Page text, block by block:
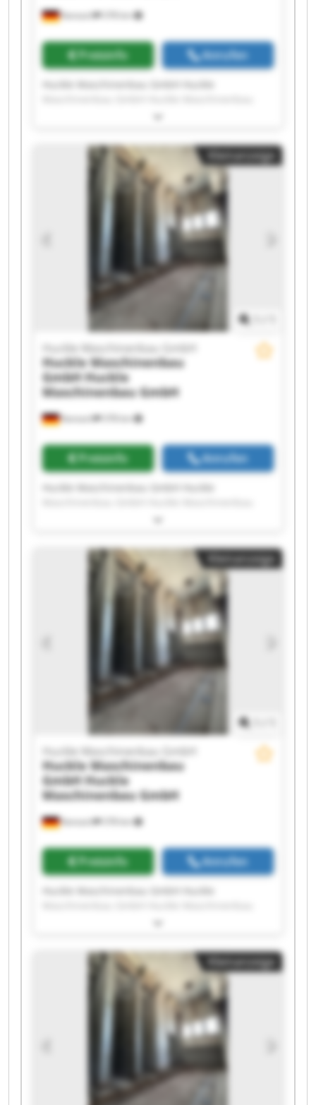
Kanzach 378 km
Preisinfo Anrufen
GmbH Huckle Maschinenbau GmbH Huckle
GmbH Huckle Maschinenbau GmbH Huckle
Maschinenbau GmbH Huckle Maschinenbau
GmbH Huckle Maschinenbau GmbH Huckle
Maschinenbau GmbH Huckle Maschinenbau
GmbH Huckle Maschinenbau GmbH Huckle
Maschinenbau GmbH Huckle Maschinenbau
GmbH Huckle Maschinenbau GmbH Huckle
Maschinenbau GmbH Huckle Maschinenbau
GmbH Huckle Maschinenbau GmbH Huckle
Maschinenbau GmbH
Kleinanzeige
Kanzach 378 km
Huckle Maschinenbau GmbH
Huckle Maschinenbau
GmbHHuckle
Maschinenbau GmbH
Preisinfo Anrufen
GmbH Huckle Maschinenbau GmbH Huckle
GmbH Huckle Maschinenbau GmbH Huckle
Maschinenbau GmbH Huckle Maschinenbau
GmbH Huckle Maschinenbau GmbH Huckle
Maschinenbau GmbH Huckle Maschinenbau
GmbH Huckle Maschinenbau GmbH Huckle
Maschinenbau GmbH Huckle Maschinenbau
GmbH Huckle Maschinenbau GmbH Huckle
Maschinenbau GmbH Huckle Maschinenbau
GmbH Huckle Maschinenbau GmbH Huckle
Maschinenbau GmbH
Kleinanzeige
Kanzach 378 km
Huckle Maschinenbau GmbH
Huckle Maschinenbau
GmbHHuckle
Maschinenbau GmbH
Preisinfo Anrufen
GmbH Huckle Maschinenbau GmbH Huckle
GmbH Huckle Maschinenbau GmbH Huckle
Maschinenbau GmbH Huckle Maschinenbau
GmbH Huckle Maschinenbau GmbH Huckle
Maschinenbau GmbH Huckle Maschinenbau
GmbH Huckle Maschinenbau GmbH Huckle
Maschinenbau GmbH Huckle Maschinenbau
GmbH Huckle Maschinenbau GmbH Huckle
Maschinenbau GmbH Huckle Maschinenbau
GmbH Huckle Maschinenbau GmbH Huckle
Maschinenbau GmbH
Kleinanzeige